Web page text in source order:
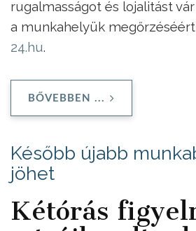
rugalmasságot és lojalitást
a munkahelyük
24.hu.
BŐVEBBEN ...
Később újabb
jöhet
Kétórás